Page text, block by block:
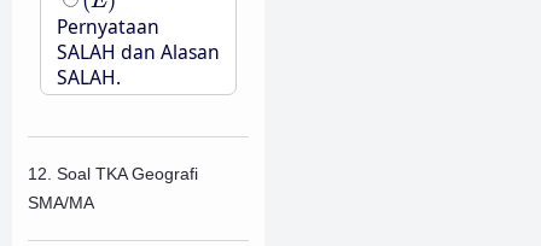
Pernyataan
SALAH dan Alasan
SALAH.
12. Soal TKA Geografi
SMA/MA